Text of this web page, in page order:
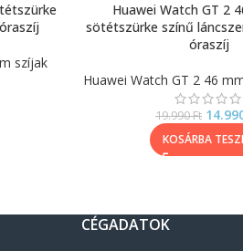
szíjak
Huawei Watch GT 2
sötétszürke színű
óraszíj
Huawei Watch GT 2 46
19.990Ft
KOSÁRBA
CÉGADATOK